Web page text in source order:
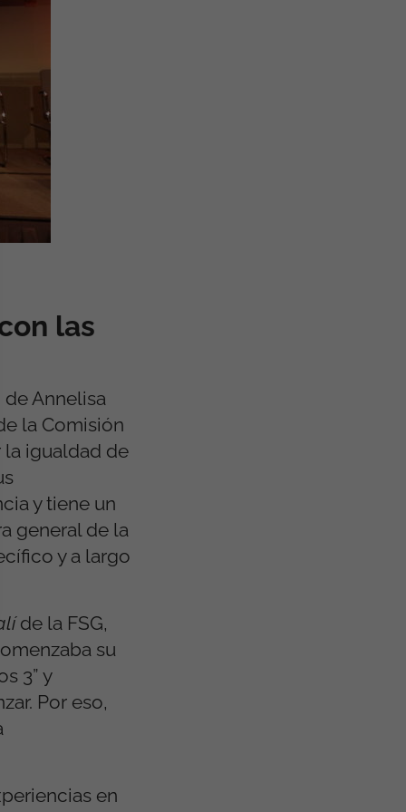
las
Annelisa
la Comisión
la igualdad de
y tiene un
general de la
y a largo
de la FSG,
su
3” y
Por eso,
en